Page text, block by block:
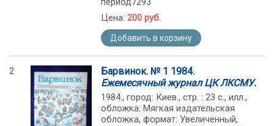
Цена: 200 руб.
Добавить в корзину
2
Барвинок. № 1 1984.
Ежемесячный журнал ЦК ЛКСМУ.
1984., город: Киев., стр. : 23 с., илл.,
обложка: Мягкая издательская
обложка, формат: Увеличенный,